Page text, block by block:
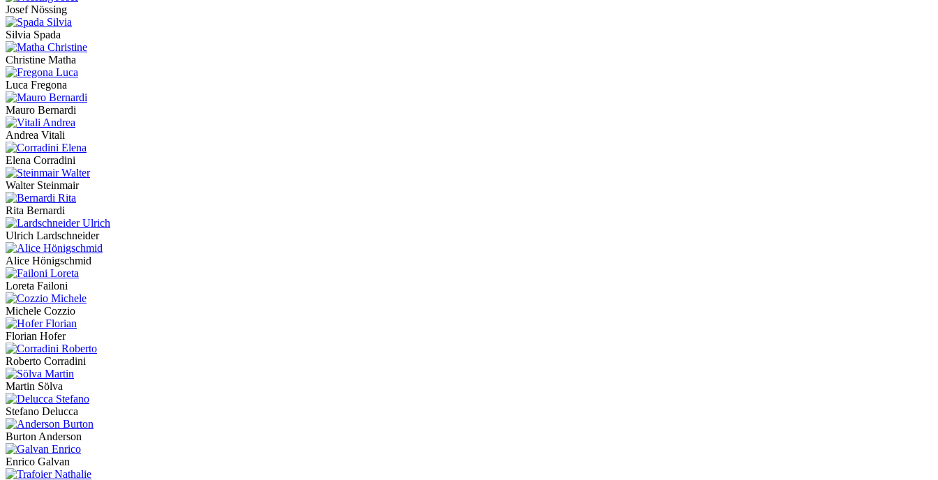
Josef Nössing
Silvia Spada
Christine Matha
Luca Fregona
Mauro Bernardi
Andrea Vitali
Elena Corradini
Walter Steinmair
Rita Bernardi
Ulrich Lardschneider
Alice Hönigschmid
Loreta Failoni
Michele Cozzio
Florian Hofer
Roberto Corradini
Martin Sölva
Stefano Delucca
Burton Anderson
Enrico Galvan